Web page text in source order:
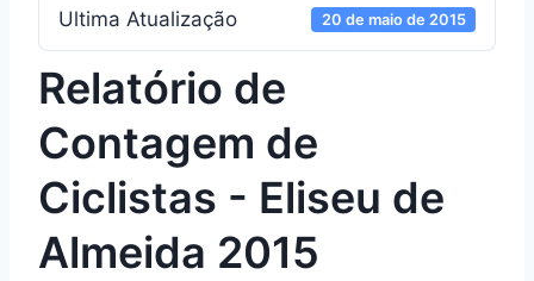
Ultima Atualização 20 de maio de 2015
Relatório de
Contagem de
Ciclistas - Eliseu de
Almeida 2015